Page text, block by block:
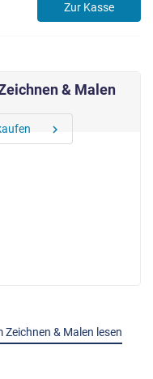
Zur Kasse
& Malen
chevron_right
Zeichnen & Malen lesen